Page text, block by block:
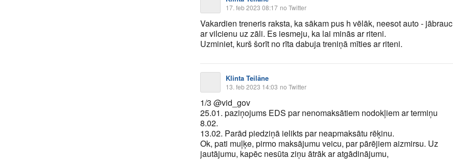
17. feb 2023 08:17 no Twitter
Vakardien treneris raksta, ka sākam pus h vēlāk, neesot auto - jābrauc
ar vilcienu uz zāli. Es iesmeju, ka lai minās ar riteni.
Uzminiet, kurš šorīt no rīta dabuja treniņā mīties ar riteni.
Klinta Teilāne
13. feb 2023 14:03 no Twitter
1/3 @vid_gov
25.01. paziņojums EDS par nenomaksātiem nodokļiem ar termiņu
8.02.
13.02. Parād piedziņā ielikts par neapmaksātu rēķinu.
Ok, pati muļķe, pirmo maksājumu veicu, par pārējiem aizmirsu. Uz
jautājumu, kapēc nesūta ziņu ātrāk ar atgādinājumu,